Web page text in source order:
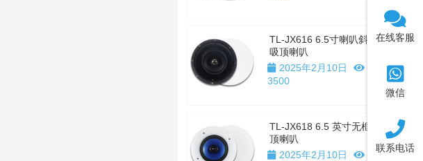
TL-JX616 6.5寸喇叭斜置
吸顶喇叭
2025年2月10日
3500
TL-JX618 6.5 英寸无框吸
顶喇叭
2025年2月10日
在线客服
微信
联系电话